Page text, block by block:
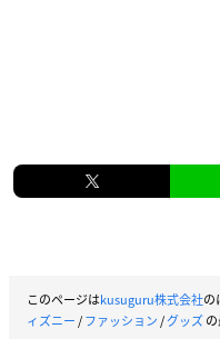
このページはkusuguru株式会社の
ィズニー/ファッション/グッズ